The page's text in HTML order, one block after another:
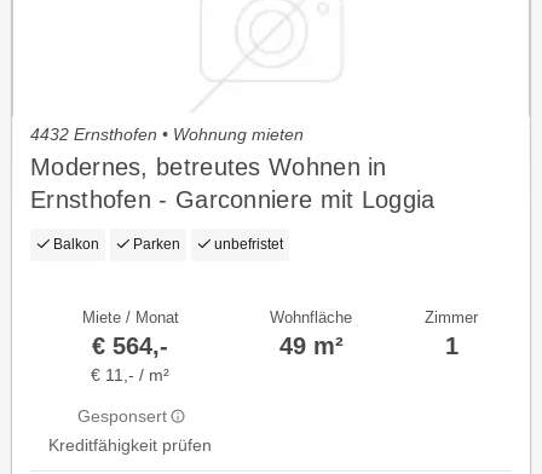
4432 Ernsthofen • Wohnung mieten
Modernes, betreutes Wohnen in
Ernsthofen - Garconniere mit Loggia
Balkon Parken unbefristet
Miete / Monat
€ 564,-
€ 11,- / m²
Gesponsert
Kreditfähigkeit prüfen
Wohnfläche
49 m²
Zimmer
1